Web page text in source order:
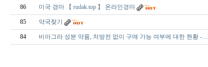
86 미국 경마 【 rudak.top 】 온라인경마
85 약국찾기
84 비아그라 성분 약품, 처방전 없이 구매 가능 여부에 대한 현황 -…